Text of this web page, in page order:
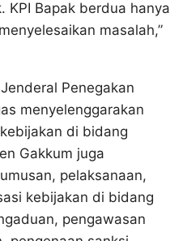
Bapak berdua hanya
masalah,”
Penegakan
menyelenggarakan
di bidang
Gakkum juga
pelaksanaan,
kebijakan di bidang
pengawasan